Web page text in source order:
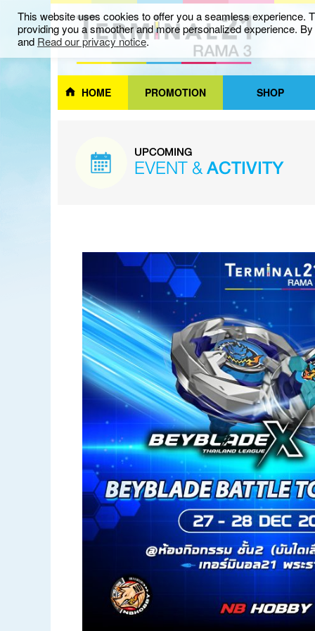
HOME PROMOTION SHOP
UPCOMING
EVENT &ACTIVITY
This website uses cookies to offer you a seamless experience.
providing you a smoother and more personalized experience.
and Read our privacy notice.